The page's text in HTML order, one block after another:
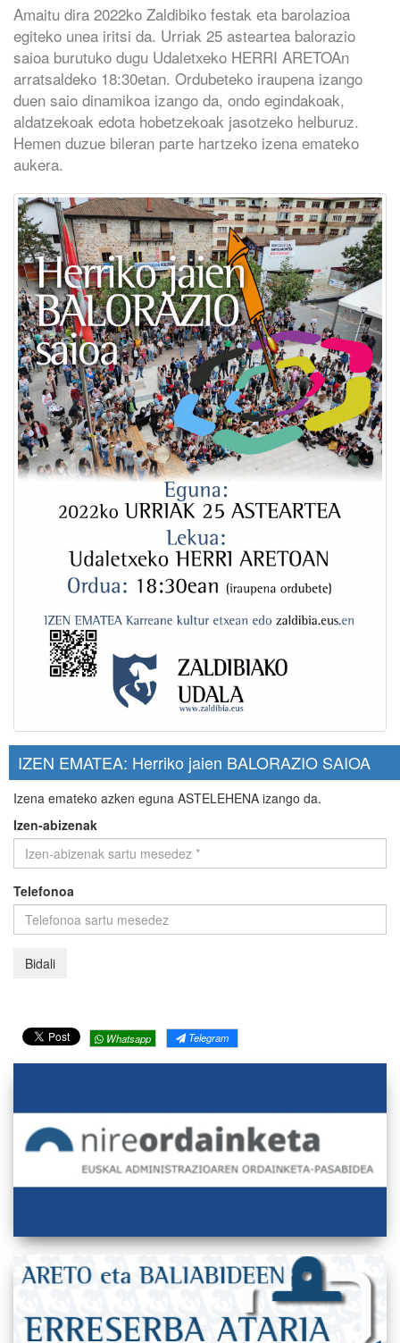
Amaitu dira 2022ko Zaldibiko festak eta barolazioa
egiteko unea iritsi da. Urriak 25 asteartea balorazio
saioa burutuko dugu Udaletxeko HERRI ARETOAn
arratsaldeko 18:30etan. Ordubeteko iraupena izango
duen saio dinamikoa izango da, ondo egindakoak,
aldatzekoak edota hobetzekoak jasotzeko helburuz.
Hemen duzue bileran parte hartzeko izena emateko
aukera.
IZEN EMATEA: Herriko jaien BALORAZIO SAIOA
Izena emateko azken eguna ASTELEHENA izango da.
Izen-abizenak
Telefonoa
Whatsapp Telegram